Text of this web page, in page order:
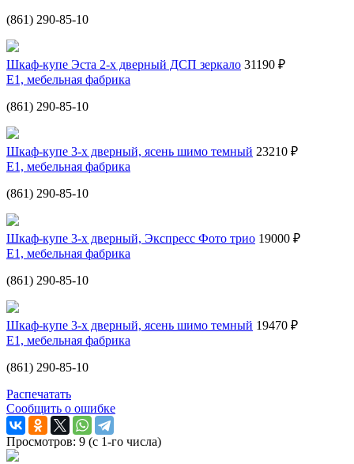
(861) 290-85-10
Шкаф-купе Эста 2-х дверный ДСП зеркало 31190 ₽
Е1, мебельная фабрика
(861) 290-85-10
Шкаф-купе 3-х дверный, ясень шимо темный 23210 ₽
Е1, мебельная фабрика
(861) 290-85-10
Шкаф-купе 3-х дверный, Экспресс Фото трио 19000 ₽
Е1, мебельная фабрика
(861) 290-85-10
Шкаф-купе 3-х дверный, ясень шимо темный 19470 ₽
Е1, мебельная фабрика
(861) 290-85-10
Распечатать
Сообщить о ошибке
Просмотров: 9 (с 1-го числа)